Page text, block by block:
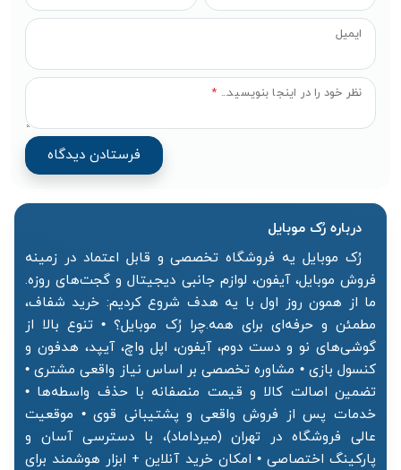
نظر خود را در اینجا بنویسید... *
ایمیل
درباره رُک‌ موبایل
رُک موبایل یه فروشگاه تخصصی و قابل اعتماد در زمینه
فروش موبایل، آیفون، لوازم جانبی دیجیتال و گجت‌های روزه.
ما از همون روز اول با یه هدف شروع کردیم: خرید شفاف،
مطمئن و حرفه‌ای برای همه.چرا رُک موبایل؟ • تنوع بالا از
گوشی‌های نو و دست دوم، آیفون، اپل واچ، آیپد، هدفون و
کنسول بازی • مشاوره تخصصی بر اساس نیاز واقعی مشتری •
تضمین اصالت کالا و قیمت منصفانه با حذف واسطه‌ها •
خدمات پس از فروش واقعی و پشتیبانی قوی • موقعیت
عالی فروشگاه در تهران (میرداماد)، با دسترسی آسان و
پارکینگ اختصاصی • امکان خرید آنلاین + ابزار هوشمند برای